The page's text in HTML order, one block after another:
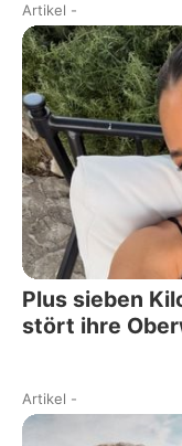
Artikel -
Plus sieben
stört ihre
Artikel -